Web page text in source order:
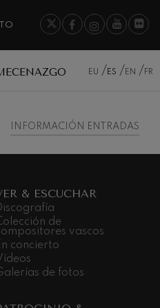
EU ES EN FR
INFORMACIÓN ENTRADAS
& ESCUCHAR
de
vascos
concierto
de fotos